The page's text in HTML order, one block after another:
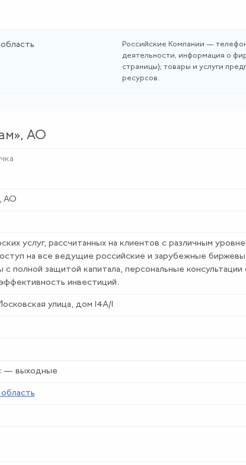
Российские Компании —
деятельности, информация о
страницы); товары и услуги
ресурсов.
АО
АО
услуг, рассчитанных на клиентов с различным
на все ведущие российские и зарубежные
полной защитой капитала, персональные
инвестиций.
улица, дом 14А/1
— выходные